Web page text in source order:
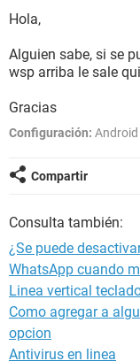
Hola,
Alguien sabe, si se
wsp arriba le sale
Gracias
Configuración:
Compartir
Consulta también:
¿Se puede
WhatsApp cuando
Linea vertical
Como agregar a
opcion
Antivirus en linea